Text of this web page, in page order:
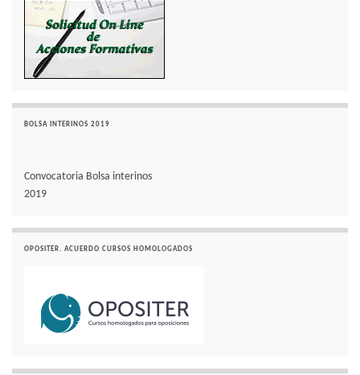
BOLSA INTERINOS 2019
Convocatoria Bolsa interinos
2019
OPOSITER. ACUERDO CURSOS HOMOLOGADOS